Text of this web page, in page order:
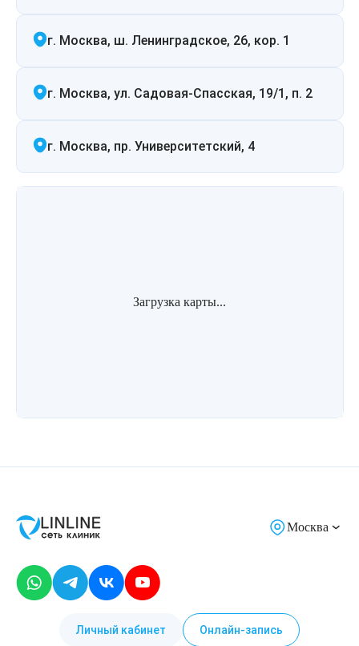
г. Москва, ш. Ленинградское, 26, кор. 1
г. Москва, ул. Садовая-Спасская, 19/1, п. 2
г. Москва, пр. Университетский, 4
Загрузка карты...
Москва
Личный кабинет Онлайн-запись